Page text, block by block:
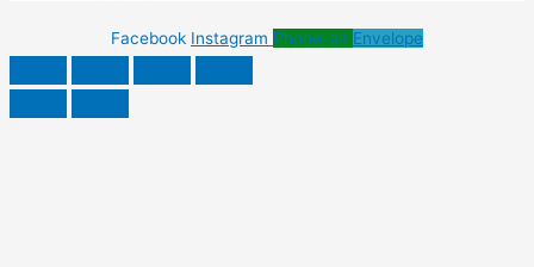
Facebook Instagram Phone-alt Envelope